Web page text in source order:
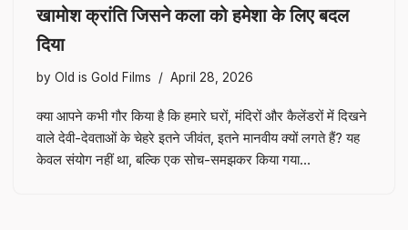
खामोश क्रांति जिसने कला को हमेशा के लिए बदल
दिया
by Old is Gold Films April 28, 2026
क्या आपने कभी गौर किया है कि हमारे घरों, मंदिरों और कैलेंडरों में दिखने
वाले देवी-देवताओं के चेहरे इतने जीवंत, इतने मानवीय क्यों लगते हैं? यह
केवल संयोग नहीं था, बल्कि एक सोच-समझकर किया गया…